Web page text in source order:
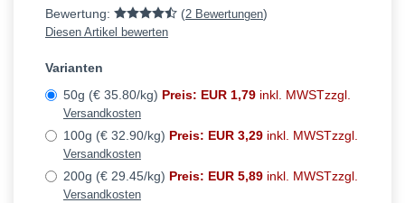
Bewertung:
(2 Bewertungen)
Diesen Artikel bewerten
Varianten
50g (€ 35.80/kg) Preis: EUR 1,79 inkl. MWSTzzgl.
Versandkosten
100g (€ 32.90/kg) Preis: EUR 3,29 inkl. MWSTzzgl.
Versandkosten
200g (€ 29.45/kg) Preis: EUR 5,89 inkl. MWSTzzgl.
Versandkosten